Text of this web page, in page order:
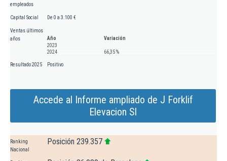
empleados
Capital Social De 0 a 3.100 €
Ventas últimos
años
Año
Variación
2023
2024
66,35 %
Resultado 2025 Positivo
Accede al Informe ampliado de J Forklif
Elevacion Sl
Ranking
Nacional
Posición 239.357